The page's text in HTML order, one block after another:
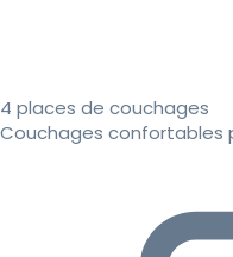
4 places de couchages
Couchages confortables